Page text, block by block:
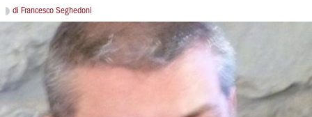
di Francesco Seghedoni